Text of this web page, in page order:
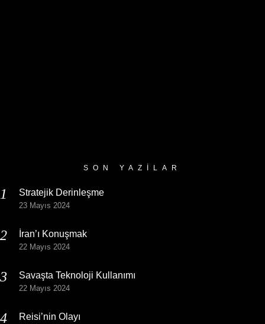
SON YAZILAR
Stratejik Derinleşme
23 Mayıs 2024
İran’ı Konuşmak
22 Mayıs 2024
Savaşta Teknoloji Kullanımı
22 Mayıs 2024
Reisi’nin Olayı